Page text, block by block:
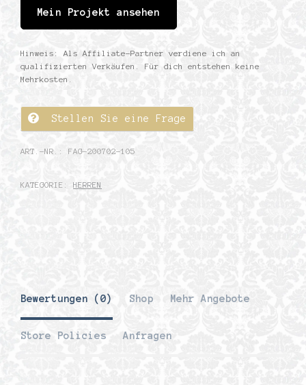
Mein Projekt ansehen
Hinweis: Als Affiliate-Partner verdiene ich an
qualifizierten Verkäufen. Für dich entstehen keine
Mehrkosten.
Stellen Sie eine Frage
ART.-NR.: FAG-200702-105
KATEGORIE: HERREN
Bewertungen (0) Shop Mehr Angebote
Store Policies Anfragen